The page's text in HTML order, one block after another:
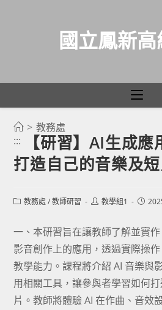
國立鳳新
> 教務處
:::
【研習】AI生成
打造自己的音樂及短
Post教務處 / 教師研習
Post教學組1
Post
一、本研習旨在讓教師了解並實
影音創作上的應用，透過實際操
教學能力。課程將介紹 AI 音樂與
用相關工具，讓參與者學習如何
片。教師將體驗 AI 在作曲、音效